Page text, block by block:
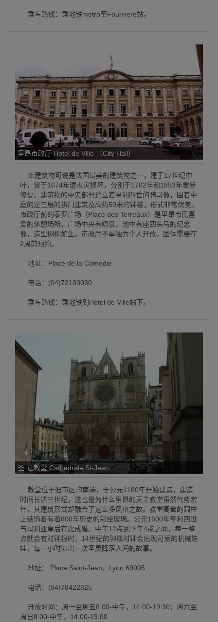
乘车路线：乘地铁metro至Fourviere站。
里昂市政厅 Hotel de Ville （City Hall）
此建筑物可说是法国最美的建筑物之一，建于17世纪中
叶，曾于1674年遭火灾损坏，分别于1702年和1853年重新
修复。建筑物的中央部分耸立着亨利四世的骑马像，围着中
庭的是三层的拱门建筑及高约50米的钟楼，形式非常优美。
市政厅前的泰罗广场（Place des Terreaux）是里昂市民喜
爱的休憩场所，广场中央有喷泉，池中有座四头马的纪念
像，造型栩栩如生。市政厅不单独为个人开放，团体需要在
2周前预约。
地址：Place de la Comedie
电话：(04)72103030
乘车路线：乘地铁到Hotel de Ville站下。
圣·让教堂 Cathedrale St-Jean
教堂位于旧市区的南端，于公元1180年开始建造，建造
时间长达三世纪，这也是为什么里昂的天主教堂虽然气势宏
伟，其建筑形式却融合了这么多风格之故。教堂高耸的圆柱
上装饰着有着800年历史的彩绘玻璃。公元1600年亨利四世
与玛利亚皇后在此成婚。中午12点到下午4点之间，每一整
点就会有时钟报时，14世纪的钟楼时钟会出现可爱的机械娃
娃，每一小时演出一次圣灵降落人间的故事。
地址： Place Saint-Jean，Lyon 69005
电话：(04)78422825
开放时间：周一至周五8:00-中午，14:00-19:30；周六至
周日8:00-中午，14:00-19:00